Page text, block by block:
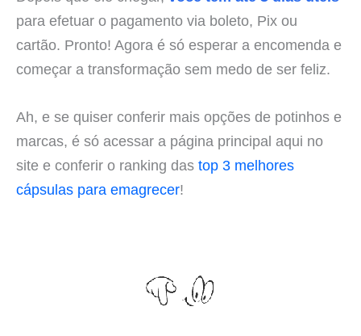
para efetuar o pagamento via boleto, Pix ou
cartão. Pronto! Agora é só esperar a encomenda e
começar a transformação sem medo de ser feliz.
Ah, e se quiser conferir mais opções de potinhos e
marcas, é só acessar a página principal aqui no
site e conferir o ranking das top 3 melhores
cápsulas para emagrecer!